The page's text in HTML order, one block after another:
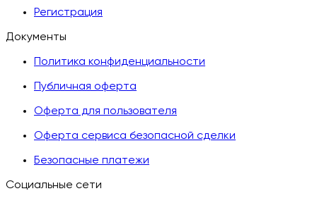
Регистрация
Документы
Политика конфиденциальности
Публичная оферта
Оферта для пользователя
Оферта сервиса безопасной сделки
Безопасные платежи
Социальные сети